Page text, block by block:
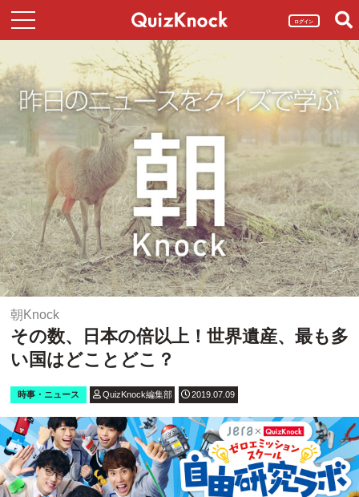
ログイン
朝Knock
その数、日本の倍以上！世界遺産、最も多
い国はどことどこ？
時事・ニュース QuizKnock編集部 2019.07.09